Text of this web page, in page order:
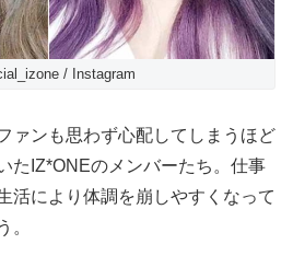
/ Instagram
ァンも思わず心配してしまうほど
たIZ*ONEのメンバーたち。仕事
活により体調を崩しやすくなって
。